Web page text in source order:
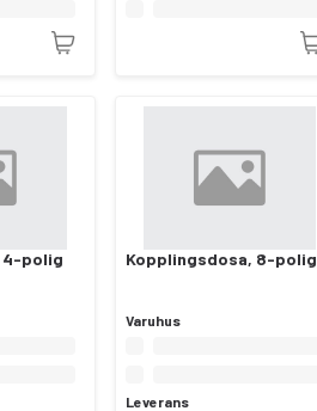
4-polig
Kopplingsdosa, 8-polig
Varuhus
Leverans